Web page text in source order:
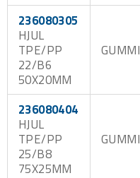
236080305
HJUL
TPE/PP
22/B6
50X20MM
GUMMI
236080404
HJUL
TPE/PP
25/B8
75X25MM
GUMMI